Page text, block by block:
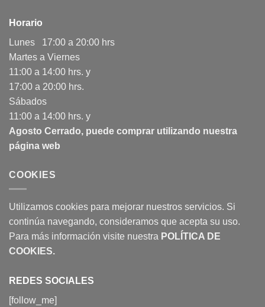
Horario
Lunes 17:00 a 20:00 hrs
Martes a Viernes
11:00 a 14:00 hrs. y
17:00 a 20:00 hrs.
Sábados
11:00 a 14:00 hrs. y
Agosto Cerrado, puede comprar utilizando nuestra
página web
COOKIES
Utilizamos cookies para mejorar nuestros servicios. Si
continúa navegando, consideramos que acepta su uso.
Para más información visite nuestra POLÍTICA DE
COOKIES.
REDES SOCIALES
[follow_me]